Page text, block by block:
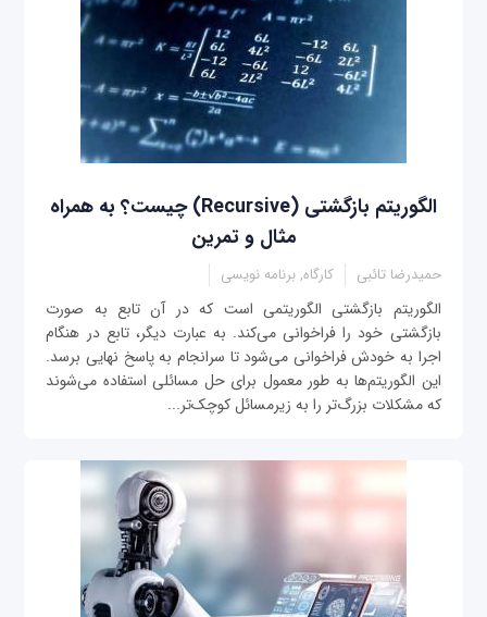
الگوریتم بازگشتی (Recursive) چیست؟ به همراه
مثال و تمرین
حمیدرضا تائبی کارگاه, برنامه نویسی
الگوریتم بازگشتی الگوریتمی است که در آن تابع به صورت
بازگشتی خود را فراخوانی می‌کند. به عبارت دیگر، تابع در هنگام
اجرا به خودش فراخوانی می‌شود تا سرانجام به پاسخ نهایی برسد.
این الگوریتم‌ها به طور معمول برای حل مسائلی استفاده می‌شوند
که مشکلات بزر‌گ‌تر را به زیرمسائل کوچک‌تر...